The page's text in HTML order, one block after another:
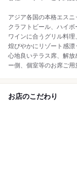
アジア各国の本格エス
クラフトビール、ハイ
ワインに合うグリル料理
煌びやかにリゾート感漂
心地良いテラス席、解
ー側、個室等のお席ご用
お店のこだわり